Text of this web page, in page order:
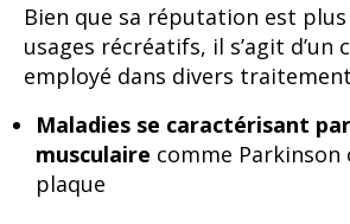
Bien que sa réputation est plus
usages récréatifs, il s’agit d’un
employé dans divers
Maladies se caractérisant
musculaire comme Parkinson
plaque